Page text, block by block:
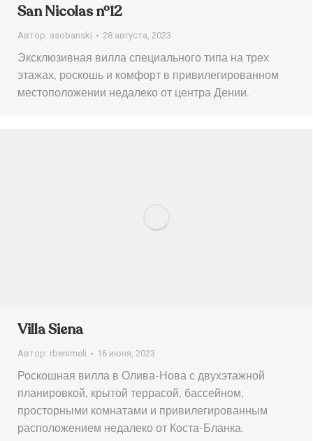
San Nicolas nº12
Автор: asobanski 28 августа, 2023
Эксклюзивная вилла специального типа на трех
этажах, роскошь и комфорт в привилегированном
местоположении недалеко от центра Дении.
Villa Siena
Автор: rbenimeli 16 июня, 2023
Роскошная вилла в Олива-Нова с двухэтажной
планировкой, крытой террасой, бассейном,
просторными комнатами и привилегированным
расположением недалеко от Коста-Бланка.